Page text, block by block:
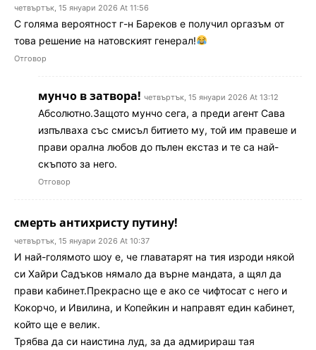
четвъртък, 15 януари 2026 At 11:56
С голяма вероятност г-н Бареков е получил оргазъм от
това решение на натовският генерал!
Отговор
мунчо в затвора! четвъртък, 15 януари 2026 At 13:12
Абсолютно.Защото мунчо сега, а преди агент Сава
изпълваха със смисъл битието му, той им правеше и
прави орална любов до пълен екстаз и те са най-
скъпото за него.
Отговор
смерть антихристу путину!
четвъртък, 15 януари 2026 At 10:37
И най-голямото шоу е, че главатарят на тия изроди някой
си Хайри Садъков нямало да върне мандата, а щял да
прави кабинет.Прекрасно ще е ако се чифтосат с него и
Кокорчо, и Ивилина, и Копейкин и направят един кабинет,
който ще е велик.
Трябва да си наистина луд, за да адмирираш тая